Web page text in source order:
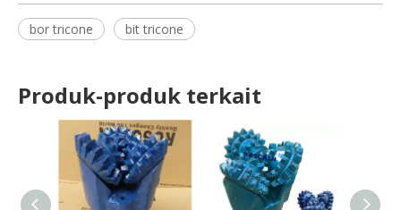
bor tricone bit tricone
Produk-produk terkait